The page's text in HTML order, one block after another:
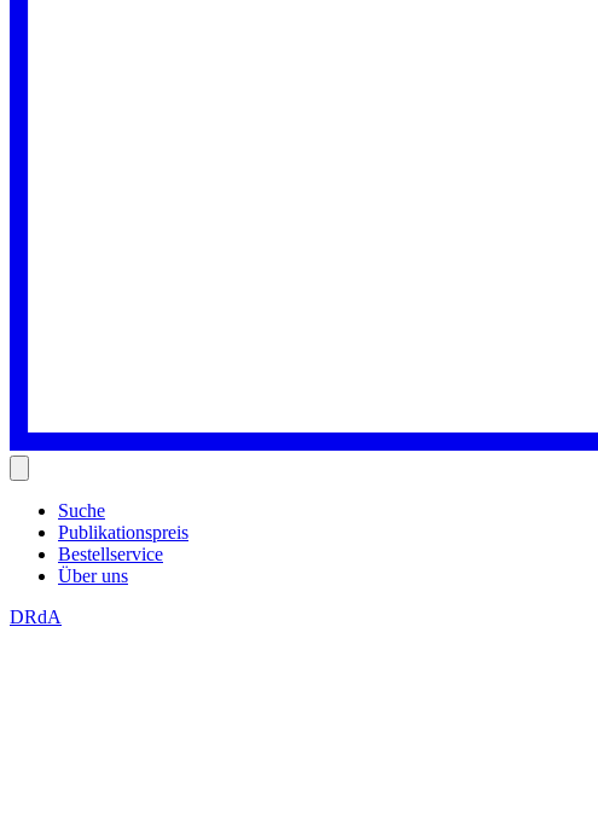
Suche
Publikationspreis
Bestellservice
Über uns
DRdA